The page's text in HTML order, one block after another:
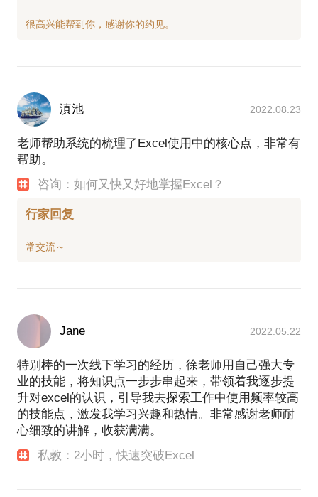
滇池 2022.08.23
老师帮助系统的梳理了Excel使用中的核心点，非常有
帮助。
咨询：如何又快又好地掌握Excel？
行家回复
Jane 2022.05.22
特别棒的一次线下学习的经历，徐老师用自己强大专
业的技能，将知识点一步步串起来，带领着我逐步提
升对excel的认识，引导我去探索工作中使用频率较高
的技能点，激发我学习兴趣和热情。非常感谢老师耐
心细致的讲解，收获满满。
私教：2小时，快速突破Excel